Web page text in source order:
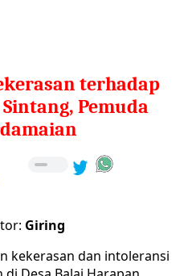
terhadap
Pemuda
Giring
kekerasan dan intoleransi